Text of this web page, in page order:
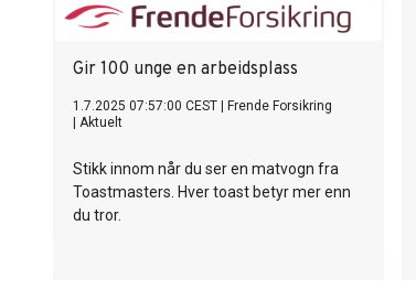
Gir 100 unge en arbeidsplass
1.7.2025 07:57:00 CEST
Frende Forsikring
Aktuelt
Stikk innom når du ser en matvogn fra
Toastmasters. Hver toast betyr mer enn
du tror.